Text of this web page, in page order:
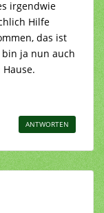
irgendwie
Hilfe
das ist
ja nun auch
ANTWORTEN